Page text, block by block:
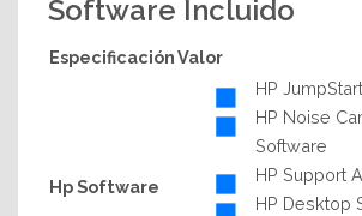
Software Incluido
EspecificaciónValor
Hp Software
HP JumpStart
HP Noise
Software
HP Support
HP Desktop